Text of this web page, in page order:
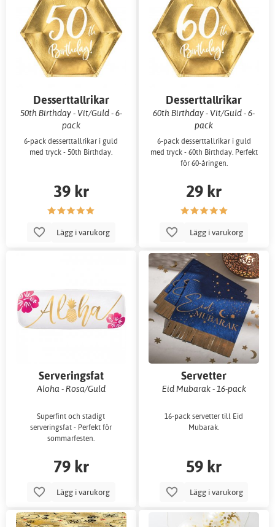
Desserttallrikar
50th Birthday - Vit/Guld - 6-
pack
6-pack desserttallrikar i guld
med tryck - 50th Birthday.
39 kr
Lägg i varukorg
Desserttallrikar
60th Birthday - Vit/Guld - 6-
pack
6-pack desserttallrikar i guld
med tryck - 60th Birthday. Perfekt
för 60-åringen.
29 kr
Lägg i varukorg
Serveringsfat
Aloha - Rosa/Guld
Superfint och stadigt
serveringsfat - Perfekt för
sommarfesten.
79 kr
Lägg i varukorg
Servetter
Eid Mubarak - 16-pack
16-pack servetter till Eid
Mubarak.
59 kr
Lägg i varukorg